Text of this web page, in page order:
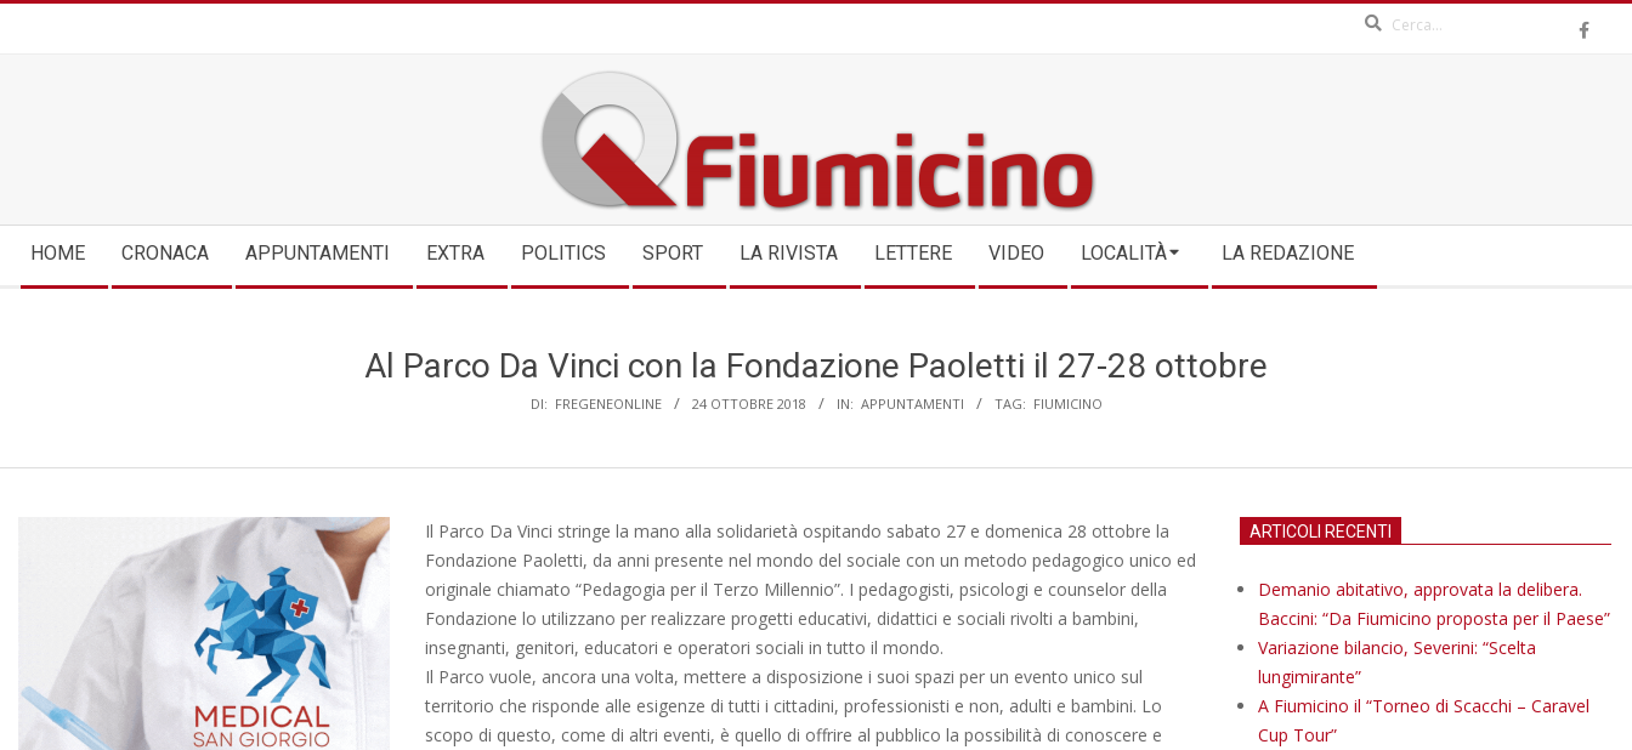
QFIUMICINO.COM
Navigation
Menu
HOME CRONACA APPUNTAMENTI EXTRA POLITICS SPORT LA RIVISTA LETTERE VIDEO LOCALITÀ LA REDAZIONE
Al Parco Da Vinci con la Fondazione Paoletti il 27-28 ottobre
DI: FREGENEONLINE 24 OTTOBRE 2018 IN: APPUNTAMENTI TAG: FIUMICINO
Il Parco Da Vinci stringe la mano alla solidarietà ospitando sabato 27 e domenica 28 ottobre la
Fondazione Paoletti, da anni presente nel mondo del sociale con un metodo pedagogico unico ed
originale chiamato “Pedagogia per il Terzo Millennio”. I pedagogisti, psicologi e counselor della
Fondazione lo utilizzano per realizzare progetti educativi, didattici e sociali rivolti a bambini,
insegnanti, genitori, educatori e operatori sociali in tutto il mondo.
Il Parco vuole, ancora una volta, mettere a disposizione i suoi spazi per un evento unico sul
territorio che risponde alle esigenze di tutti i cittadini, professionisti e non, adulti e bambini. Lo
scopo di questo, come di altri eventi, è quello di offrire al pubblico la possibilità di conoscere e
ARTICOLI RECENTI
Demanio abitativo, approvata la delibera.
Baccini: “Da Fiumicino proposta per il Paese”
Variazione bilancio, Severini: “Scelta
lungimirante”
A Fiumicino il “Torneo di Scacchi – Caravel
Cup Tour”